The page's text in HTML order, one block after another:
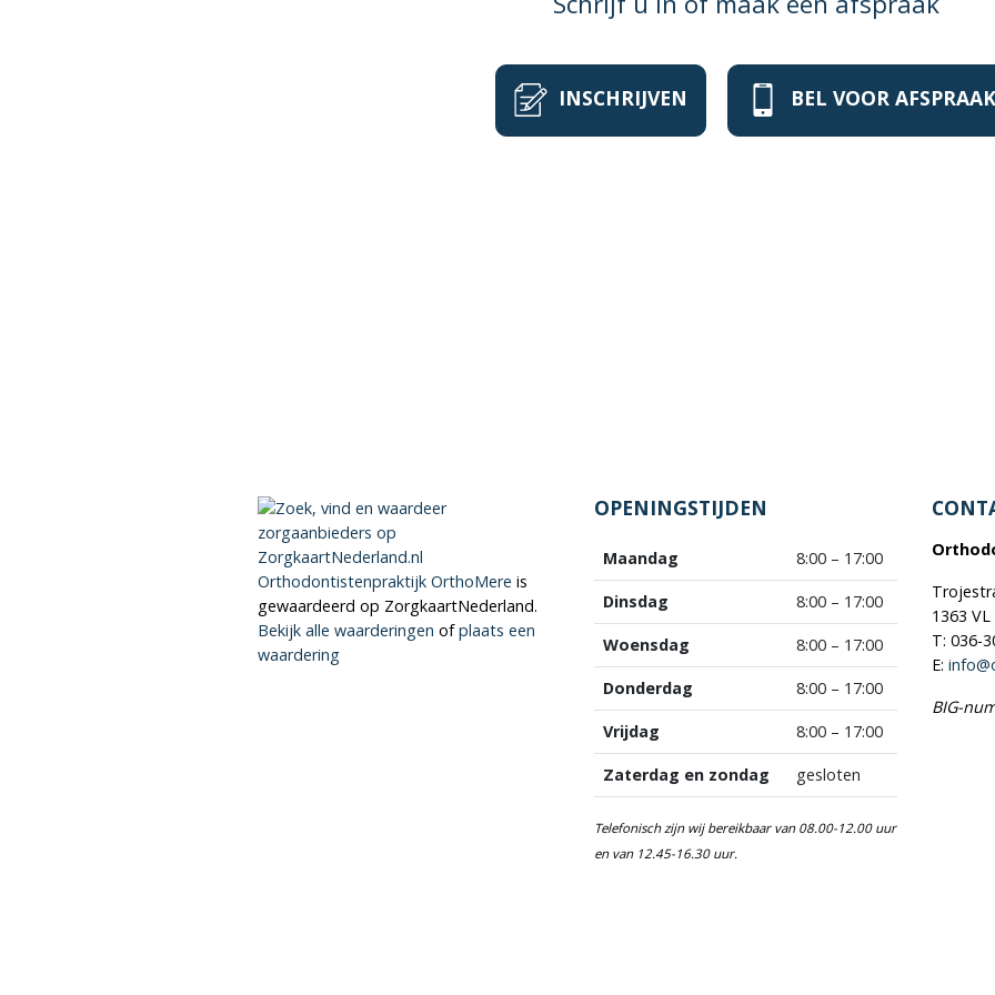
INSCHRIJVEN BEL VOOR AFSPRAAK
Orthodontistenpraktijk OrthoMere is
gewaardeerd op ZorgkaartNederland.
Bekijk alle waarderingen ofplaats een
waardering
OPENINGSTIJDEN
Maandag 8:00 – 17:00
Dinsdag 8:00 – 17:00
Woensdag 8:00 – 17:00
Donderdag 8:00 – 17:00
Vrijdag 8:00 – 17:00
Zaterdag en zondag gesloten
Telefonisch zijn wij bereikbaar van 08.00-12.00 uur
en van 12.45-16.30 uur.
1363
T: 036-
E:
BIG-